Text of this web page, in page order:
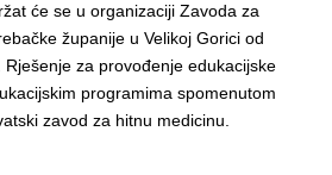
će se u organizaciji Zavoda za
županije u Velikoj Gorici od
za provođenje edukacijske
programima spomenutom
zavod za hitnu medicinu.